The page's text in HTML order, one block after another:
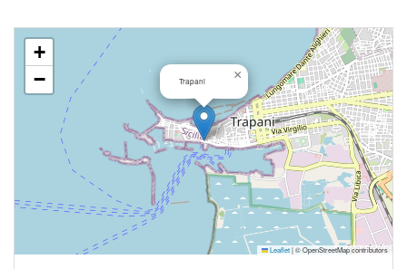
Trapani ×
+
−
Leaflet|© OpenStreetMap contributors